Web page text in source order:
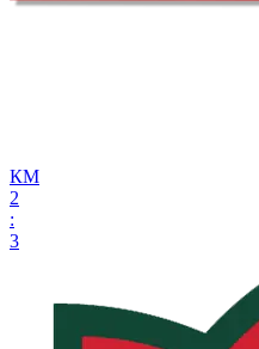
КМ
2
:
3